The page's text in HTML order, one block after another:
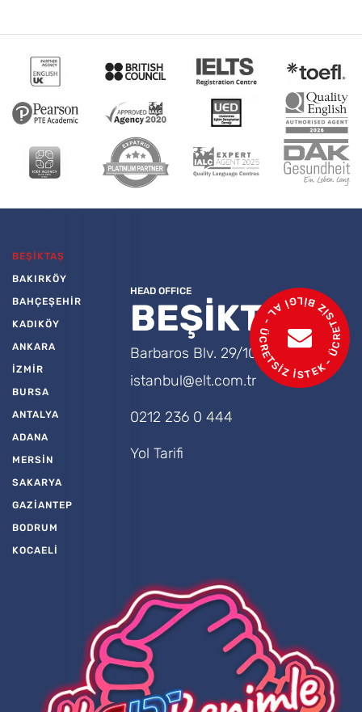
BEŞİKTAŞ
BAKIRKÖY
BAHÇEŞEHİR
KADIKÖY
ANKARA
İZMİR
BURSA
ANTALYA
ADANA
MERSİN
SAKARYA
GAZİANTEP
BODRUM
KOCAELİ
HEAD OFFICE
BEŞİKTAŞ
Barbaros Blv. 29/10 Beşiktaş
istanbul@elt.com.tr
0212 236 0 444
Yol Tarifi
- ÜCRETSİZ BİLGİ AL - ÜCRETSİZ İSTEK